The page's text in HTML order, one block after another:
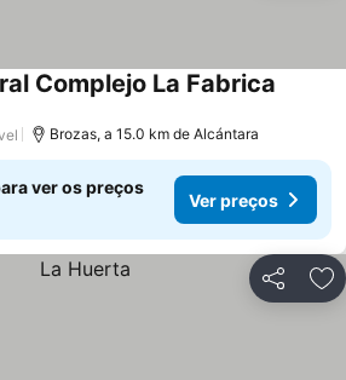
Complejo La Fabrica
Brozas, a 15.0 km de Alcántara
ver os preços
Ver preços
Partilhar